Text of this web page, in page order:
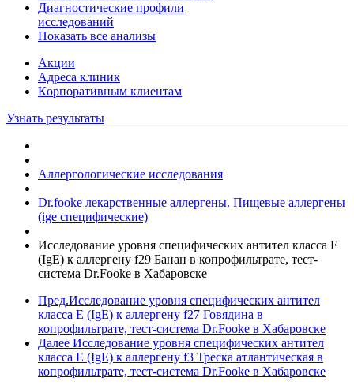
Диагностические профили
исследований
Показать все анализы
Акции
Адреса клиник
Кoрпоративным клиентам
Узнать результаты
Аллергологические исследования
Dr.fooke лекарственные аллергены. Пищевые аллергены
(ige специфические)
Исследование уровня специфических антител класса E
(IgE) к аллергену f29 Банан в копрофильтрате, тест-
система Dr.Fooke в Хабаровске
Пред.Исследование уровня специфических антител
класса E (IgE) к аллергену f27 Говядина в
копрофильтрате, тест-система Dr.Fooke в Хабаровске
Далее Исследование уровня специфических антител
класса E (IgE) к аллергену f3 Треска атлантическая в
копрофильтрате, тест-система Dr.Fooke в Хабаровске